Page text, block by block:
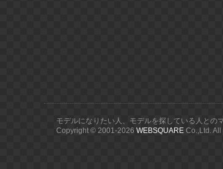
モデルになりたい人、モデルを探している人との
Copyright © 2001-2026 WEBSQUARE Co.,Ltd.